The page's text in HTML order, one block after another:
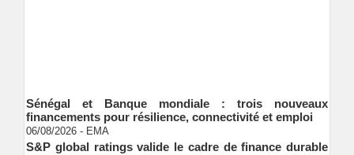
financements pour résilience, connectivité et emploi
06/08/2026 -EMA
S&P global ratings valide le cadre de finance durable
de Shelter Afrique development bank (ShafDB)